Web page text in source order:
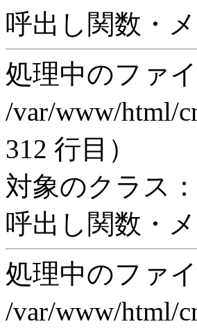
呼出し関数・
処理中のファイ
/var/www/html/
312 行目）
対象のクラス：
呼出し関数・
処理中のファイ
/var/www/html/